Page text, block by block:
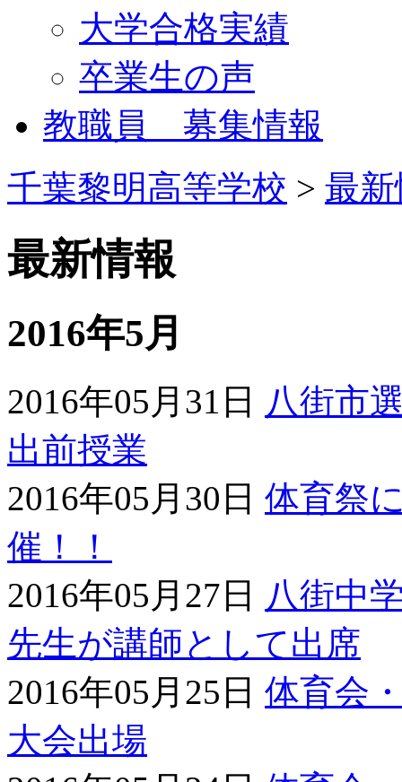
大学合格実績
卒業生の声
教職員 募集情報
千葉黎明高等学校 > 最
最新情報
2016年5月
2016年05月31日 八街市
出前授業
2016年05月30日 体育祭
催！！
2016年05月27日 八街中
先生が講師として出席
2016年05月25日 体育会
大会出場